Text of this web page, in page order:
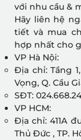
với nhu cầu &
Hãy liên hệ
tiết và mua
hợp nhất cho
VP Hà Nội:
Địa chỉ: Tầng
Vọng, Q. Cầu
SĐT:
VP HCM:
Địa chỉ: 411A
Thủ Đức , TP.